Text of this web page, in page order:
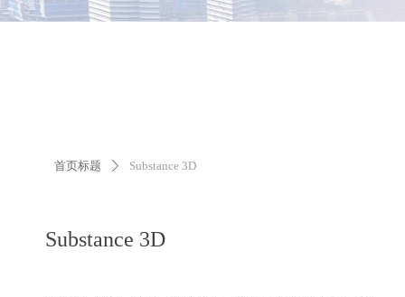
首页标题 ꄲ Substance 3D
Substance 3D